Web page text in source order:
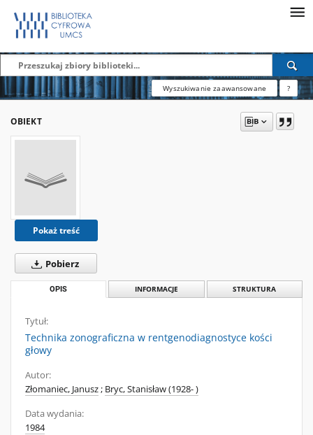
Wyszukiwanie zaawansowane ?
OBIEKT
Pokaż treść
Pobierz
OPIS INFORMACJE STRUKTURA
Tytuł:
Technika zonograficzna w rentgenodiagnostyce kości
głowy
Autor:
Złomaniec, Janusz; Bryc, Stanisław (1928- )
Data wydania:
1984